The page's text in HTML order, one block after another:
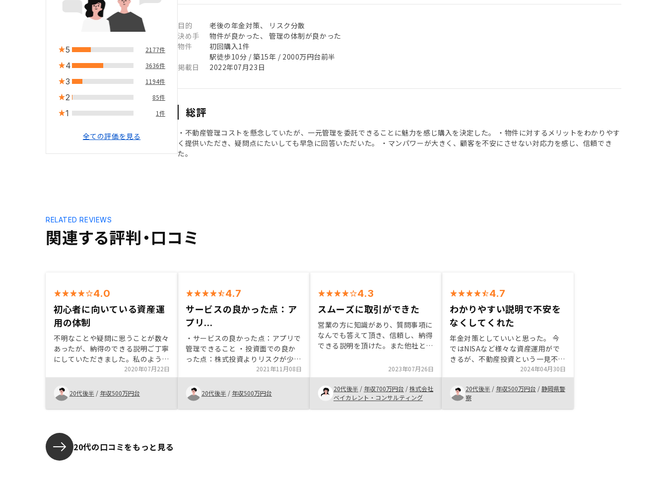
5 2177件
4 3636件
3 1194件
2 85件
1 1件
全ての評価を見る
目的
老後の年金対策、 リスク分散
決め手
物件が良かった、 管理の体制が良かった
物件
初回購入1件
駅徒歩10分 / 築15年 / 2000万円台前半
掲載日
2022年07月23日
総評
・不動産管理コストを懸念していたが、一元管理を委託できることに魅力を感じ購入を決定した。 ・物件に対するメリットをわかりやす
く提供いただき、疑問点にたいしても早急に回答いただいた。 ・マンパワーが大きく、顧客を不安にさせない対応力を感じ、信頼でき
た。
関連する評判・口コミ
RELATED REVIEWS
4.0
初心者に向いている資産運
用の体制
不明なことや疑問に思うことが数々
あったが、納得のできる説明ご丁寧
にしていただきました。私のような
初心者の方でも、リスクも低く、始
めやすい資産運用だと思います。川
崎フロンターレのスポンサー様なの
で、サポーター向けのサービスや特
典があると嬉しいと思いました。
2020年07月22日
20代後半 / 年収500万円台
4.7
サービスの良かった点：ア
プリ...
・サービスの良かった点：アプリで
管理できること ・投資面での良か
った点：株式投資よりリスクが少な
く、定期的なインカムゲインを得ら
れること ・営業担当についてよか
った点：不明点などの疑問に対し素
早い回答をいただけたこと
2021年11月08日
20代後半 / 年収500万円台
4.3
スムーズに取引ができた
営業の方に知識があり、質問事項に
なんでも答えて頂き、信頼し、納得
できる説明を頂けた。また他社と比
の判定を行なっていることにも興味
を持った。実際、手続きが早く、ス
ムーズに行うことができ手間もな
く、満足している。
2023年07月26日
20代後半 / 年収700万円台 /株式会社
ベイカレント・コンサルティング
4.7
わかりやすい説明で不安を
なくしてくれた
年金対策としていいと思った。 今
ではNISAなど様々な資産運用がで
きるが、不動産投資という一見不安
なものでもRENOSYでは面接担当者
の説明がわかりやすく、且つ将来的
にも成長が期待ができるのではない
かと思えた。 多少のリスクはある
ものの、それすらも許容範囲だと思
2024年04月30日
20代後半 / 年収500万円台 /静岡県警
察
20代の口コミをもっと見る